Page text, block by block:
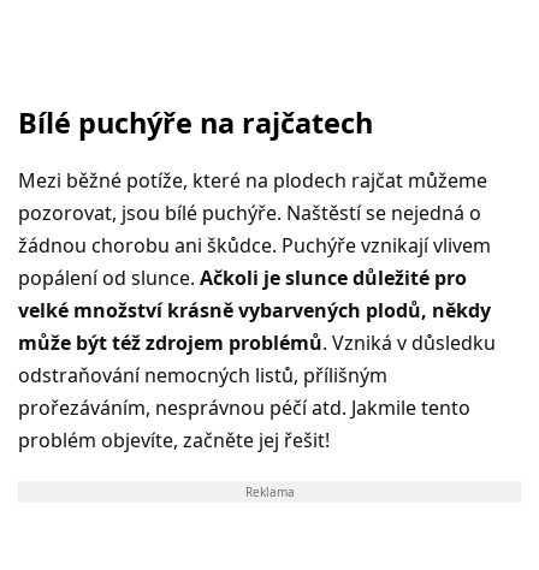
Bílé puchýře na rajčatech
Mezi běžné potíže, které na plodech rajčat můžeme
pozorovat, jsou bílé puchýře. Naštěstí se nejedná o
žádnou chorobu ani škůdce. Puchýře vznikají vlivem
popálení od slunce. Ačkoli je slunce důležité pro
velké množství krásně vybarvených plodů, někdy
může být též zdrojem problémů. Vzniká v důsledku
odstraňování nemocných listů, přílišným
prořezáváním, nesprávnou péčí atd. Jakmile tento
problém objevíte, začněte jej řešit!
Reklama